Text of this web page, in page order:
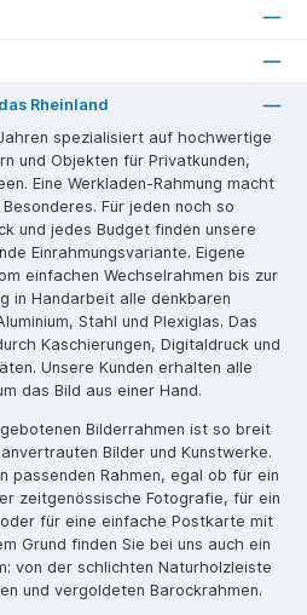
Rheinland
spezialisiert auf hochwertige
und Objekten für Privatkunden,
Eine Werkladen-Rahmung macht
Für jeden noch so
und jedes Budget finden unsere
Einrahmungsvariante. Eigene
einfachen Wechselrahmen bis zur
in Handarbeit alle denkbaren
Stahl und Plexiglas. Das
Kaschierungen, Digitaldruck und
Unsere Kunden erhalten alle
das Bild aus einer Hand.
Bilderrahmen ist so breit
Bilder und Kunstwerke.
passenden Rahmen, egal ob für ein
zeitgenössische Fotografie, für ein
für eine einfache Postkarte mit
Grund finden Sie bei uns auch ein
von der schlichten Naturholzleiste
und vergoldeten Barockrahmen.